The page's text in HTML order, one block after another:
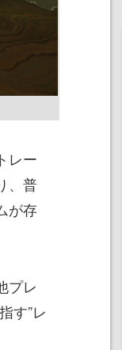
レー
、普
が存
プレ
す”レ